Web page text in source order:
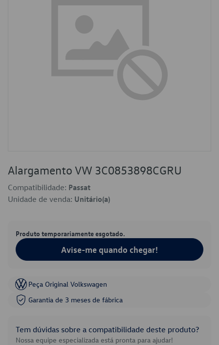
Alargamento VW 3C0853898CGRU
Compatibilidade: Passat
Unidade de venda: Unitário(a)
Produto temporariamente esgotado.
Avise-me quando chegar!
Peça Original Volkswagen
Garantia de 3 meses de fábrica
Tem dúvidas sobre a compatibilidade deste produto?
Nossa equipe especializada está pronta para ajudar!